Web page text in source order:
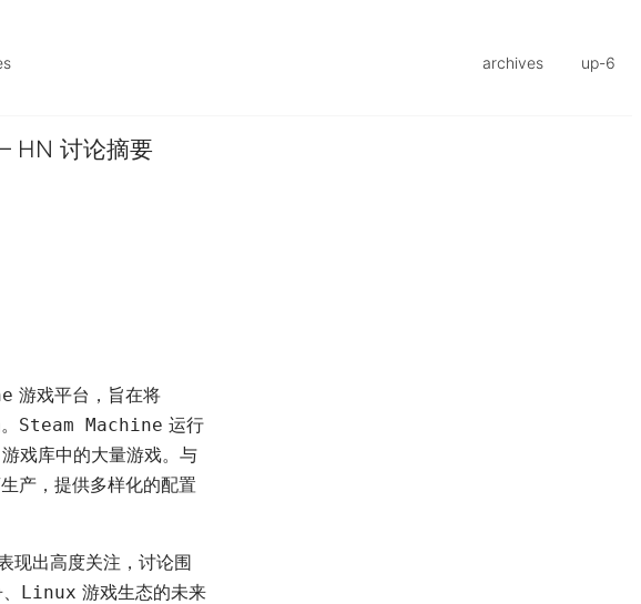
archives up-6
HN 讨论摘要
游戏平台，旨在将
Steam Machine 运行
游戏库中的大量游戏。与
产，提供多样化的配置
现出高度关注，讨论围
Linux 游戏生态的未来